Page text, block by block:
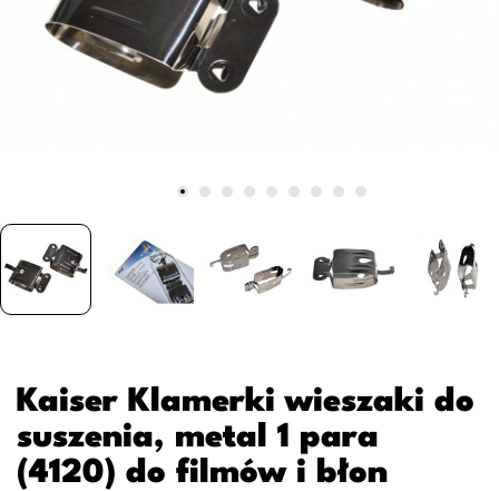
Kaiser Klamerki wieszaki do
suszenia, metal 1 para
(4120) do filmów i błon